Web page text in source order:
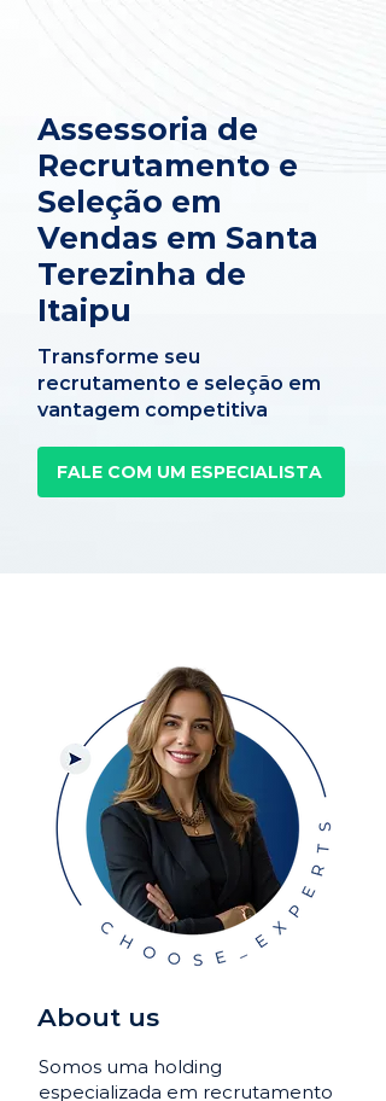
Assessoria de
Recrutamento e
Seleção em
Vendas em Santa
Terezinha de
Itaipu
Transforme seu
recrutamento e seleção em
vantagem competitiva
FALE COM UM ESPECIALISTA
About us
Somos uma holding
especializada em recrutamento